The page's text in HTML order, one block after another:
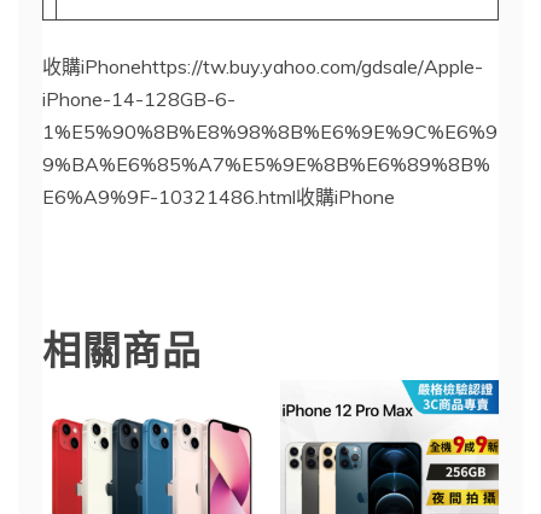
收購iPhonehttps://tw.buy.yahoo.com/gdsale/Apple-
iPhone-14-128GB-6-
1%E5%90%8B%E8%98%8B%E6%9E%9C%E6%9
9%BA%E6%85%A7%E5%9E%8B%E6%89%8B%
E6%A9%9F-10321486.html收購iPhone
相關商品